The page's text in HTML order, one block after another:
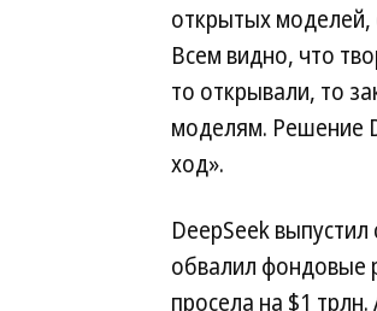
открытых моделей,
Всем видно, что
то открывали, то
моделям. Решение
ход».
DeepSeek
обвалил фондовые
просела на $1